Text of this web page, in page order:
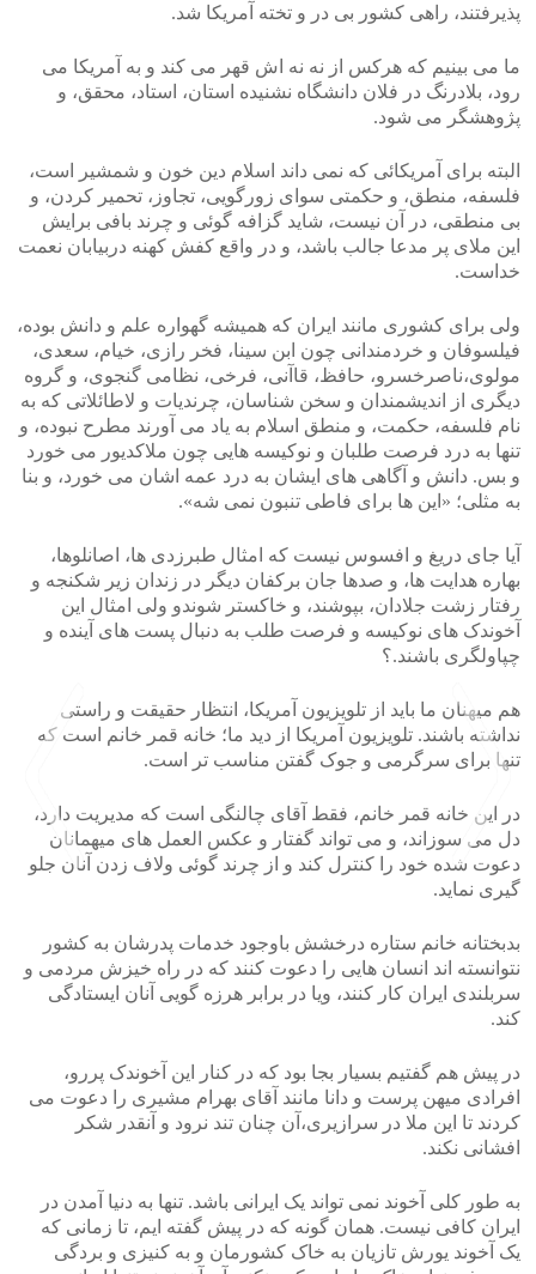
پذیرفتند، راهی کشور بی در و تخته آمریکا شد.
ما می بینیم که هرکس از نه نه اش قهر می کند و به آمریکا می
رود، بلادرنگ در فلان دانشگاه نشنیده استان، استاد، محقق، و
پژوهشگر می شود.
البته برای آمریکائی که نمی داند اسلام دین خون و شمشیر است،
فلسفه، منطق، و حکمتی سوای زورگویی، تجاوز، تحمیر کردن، و
بی منطقی، در آن نیست، شاید گزافه گوئی و چرند بافی برایش
این ملای پر مدعا جالب باشد، و در واقع کفش کهنه دربیابان نعمت
خداست.
ولی برای کشوری مانند ایران که همیشه گهواره علم و دانش بوده،
فیلسوفان و خردمندانی چون ابن سینا، فخر رازی، خیام، سعدی،
مولوی،ناصرخسرو، حافظ، قاآنی، فرخی، نظامی گنجوی، و گروه
دیگری از اندیشمندان و سخن شناسان، چرندیات و لاطائلاتی که به
نام فلسفه، حکمت، و منطق اسلام به یاد می آورند مطرح نبوده، و
تنها به درد فرصت طلبان و نوکیسه هایی چون ملاکدیور می خورد
و بس. دانش و آگاهی های ایشان به درد عمه اشان می خورد، و بنا
به مثلی؛ «این ها برای فاطی تنبون نمی شه».
آیا جای دریغ و افسوس نیست که امثال طبرزدی ها، اصانلوها،
بهاره هدایت ها، و صدها جان برکفان دیگر در زندان زیر شکنجه و
رفتار زشت جلادان، بپوشند، و خاکستر شوندو ولی امثال این
آخوندک های نوکیسه و فرصت طلب به دنبال پست های آینده و
چپاولگری باشند.؟
هم میهنان ما باید از تلویزیون آمریکا، انتظار حقیقت و راستی
نداشته باشند. تلویزیون آمریکا از دید ما؛ خانه قمر خانم است که
تنها برای سرگرمی و جوک گفتن مناسب تر است.
در این خانه قمر خانم، فقط آقای چالنگی است که مدیریت دارد،
دل می سوزاند، و می تواند گفتار و عکس العمل های میهمانان
دعوت شده خود را کنترل کند و از چرند گوئی ولاف زدن آنان جلو
گیری نماید.
بدبختانه خانم ستاره درخشش باوجود خدمات پدرشان به کشور
نتوانسته اند انسان هایی را دعوت کنند که در راه خیزش مردمی و
سربلندی ایران کار کنند، ویا در برابر هرزه گویی آنان ایستادگی
کند.
در پیش هم گفتیم بسیار بجا بود که در کنار این آخوندک پررو،
افرادی میهن پرست و دانا مانند آقای بهرام مشیری را دعوت می
کردند تا این ملا در سرازیری،آن چنان تند نرود و آنقدر شکر
افشانی نکند.
به طور کلی آخوند نمی تواند یک ایرانی باشد. تنها به دنیا آمدن در
ایران کافی نیست. همان گونه که در پیش گفته ایم، تا زمانی که
یک آخوند یورش تازیان به خاک کشورمان و به کنیزی و بردگی